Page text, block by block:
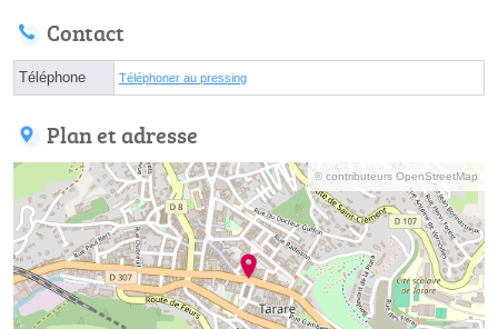
Contact
Téléphone Téléphoner au pressing
Plan et adresse
© contributeurs OpenStreetMap